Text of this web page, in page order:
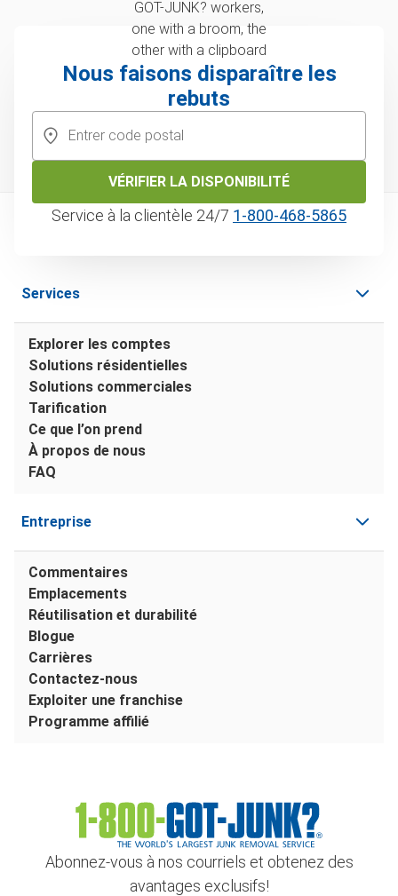
Nous faisons disparaître les
rebuts
VÉRIFIER LA DISPONIBILITÉ
Service à la clientèle 24/7 1‑800‑468‑5865
Abonnez-vous à nos courriels et obtenez des
avantages exclusifs!
Services
Explorer les comptes
Solutions résidentielles
Solutions commerciales
Tarification
Ce que l’on prend
À propos de nous
FAQ
Entreprise
Commentaires
Emplacements
Réutilisation et durabilité
Blogue
Carrières
Contactez-nous
Exploiter une franchise
Programme affilié